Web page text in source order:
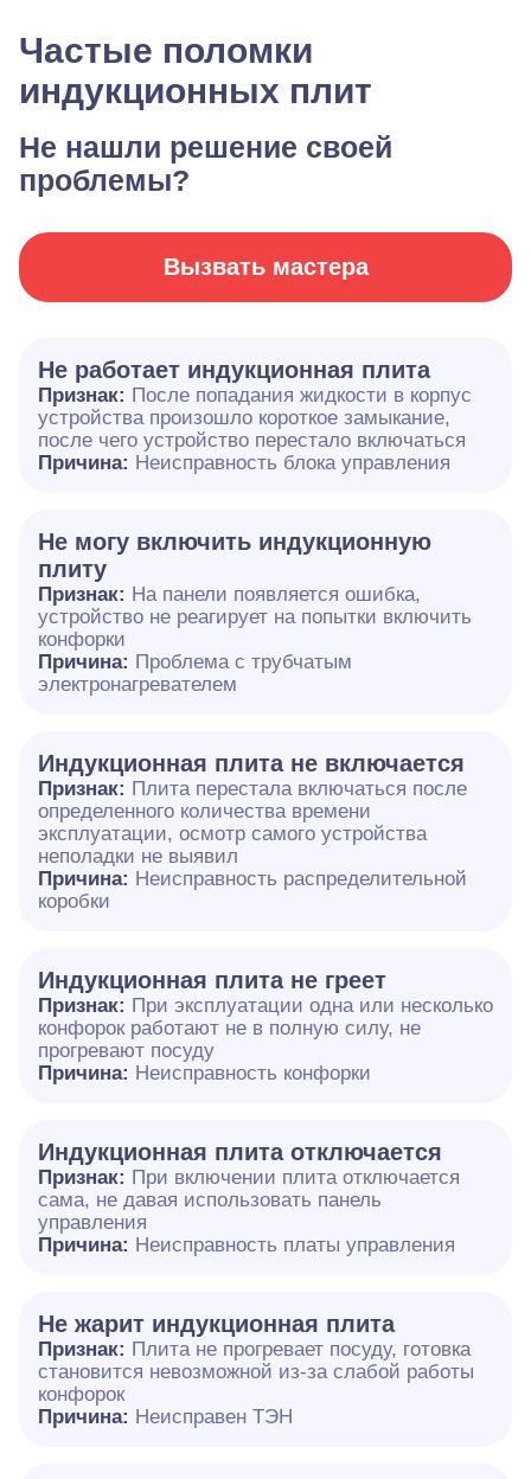
Частые поломки
индукционных плит
Не нашли решение своей
проблемы?
Вызвать мастера
Не работает индукционная плита
Признак: После попадания жидкости в корпус
устройства произошло короткое замыкание,
после чего устройство перестало включаться
Причина: Неисправность блока управления
Не могу включить индукционную
плиту
Признак: На панели появляется ошибка,
устройство не реагирует на попытки включить
конфорки
Причина: Проблема с трубчатым
электронагревателем
Индукционная плита не включается
Признак: Плита перестала включаться после
определенного количества времени
эксплуатации, осмотр самого устройства
неполадки не выявил
Причина: Неисправность распределительной
коробки
Индукционная плита не греет
Признак: При эксплуатации одна или несколько
конфорок работают не в полную силу, не
прогревают посуду
Причина: Неисправность конфорки
Индукционная плита отключается
Признак: При включении плита отключается
сама, не давая использовать панель
управления
Причина: Неисправность платы управления
Не жарит индукционная плита
Признак: Плита не прогревает посуду, готовка
становится невозможной из-за слабой работы
конфорок
Причина: Неисправен ТЭН